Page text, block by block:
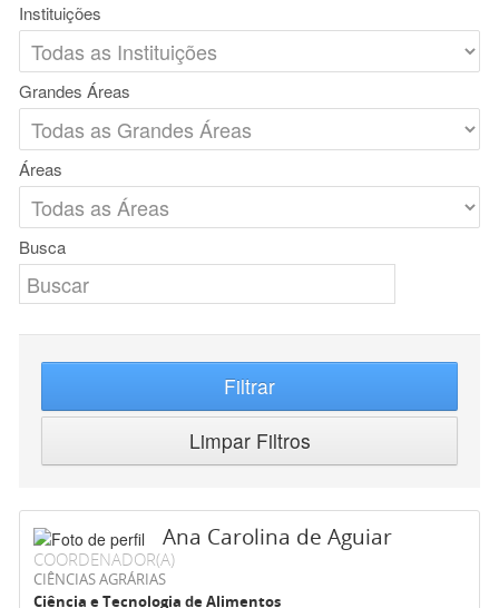
Instituições
Grandes Áreas
Áreas
Busca
Filtrar
Limpar Filtros
Ana Carolina de Aguiar
COORDENADOR(A)
CIÊNCIAS AGRÁRIAS
Ciência e Tecnologia de Alimentos